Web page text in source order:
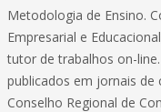
Metodologia de Ensino.
Empresarial e
tutor de trabalhos on-
publicados em jornais de
Conselho Regional de